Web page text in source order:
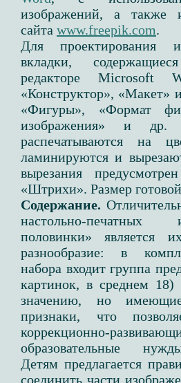
изображений, а также
сайта www.freepik.com.
Для проектирования
вкладки,
редакторе Microsoft
«Конструктор», «Макет»
«Фигуры», «Формат
изображения» и др.
распечатываются на
ламинируются и
вырезания
«Штрихи». Размер
Содержание.
настольно-
половинки» является
разнообразие: в
набора входит группа
картинок, в среднем 18)
значению, но
признаки, что
коррекционно-
образовательные
Детям предлагается
соединить части